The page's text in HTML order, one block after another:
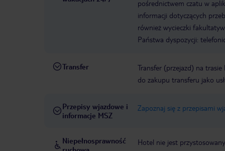
pośrednictwem czatu w
informacji dotyczących
również wycieczki
Państwa dyspozycji:
Transfer
Transfer (przejazd) na
do zakupu transferu jako
Przepisy wjazdowe i
informacje MSZ
Zapoznaj się z przepisami
Niepełnosprawność
Hotel nie jest